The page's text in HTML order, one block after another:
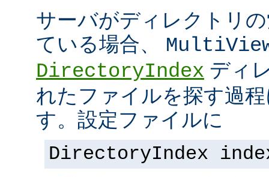
サーバがディレクトリ
ている場合、
DirectoryIndex ディ
れたファイルを探す過
す。設定ファイルに
DirectoryIndex